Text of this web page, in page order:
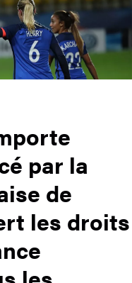
par la
de
les droits